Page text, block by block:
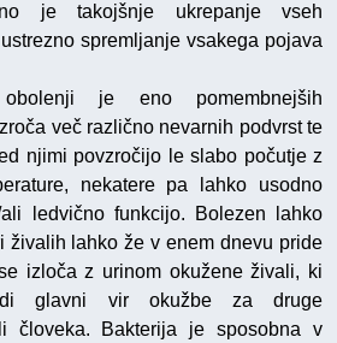
je takojšnje ukrepanje vseh
spremljanje vsakega pojava
je eno pomembnejših
več različno nevarnih podvrst te
njimi povzročijo le slabo počutje z
nekatere pa lahko usodno
ledvično funkcijo. Bolezen lahko
živalih lahko že v enem dnevu pride
izloča z urinom okužene živali, ki
glavni vir okužbe za druge
človeka. Bakterija je sposobna v